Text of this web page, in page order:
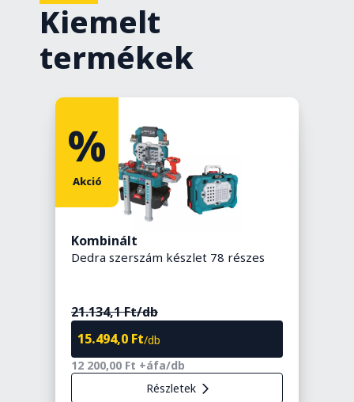
Kiemelt
termékek
Kombinált
Dedra szerszám készlet 78 részes
21.134,1 Ft/db
15.494,0 Ft/db
12 200,00 Ft +áfa/db
Részletek
%
Akció